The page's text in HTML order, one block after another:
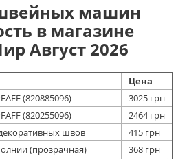
машин
в магазине
Август 2026
Цена
(820885096)
3025 грн
(820255096)
2464 грн
швов
415 грн
(прозрачная)
368 грн